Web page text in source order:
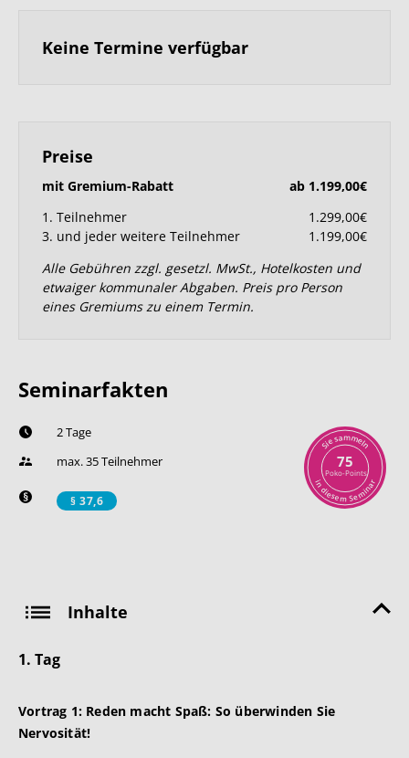
Inhalte
1. Tag
Vortrag 1: Reden macht Spaß: So überwinden Sie
Nervosität!
Keine Termine verfügbar
Preise
mit Gremium-Rabatt
ab 1.199,00€
1. Teilnehmer
1.299,00€
3. und jeder weitere Teilnehmer
1.199,00€
Alle Gebühren zzgl. gesetzl. MwSt., Hotelkosten und
etwaiger kommunaler Abgaben. Preis pro Person
eines Gremiums zu einem Termin.
Seminarfakten
2 Tage
max. 35 Teilnehmer
§ 37,6
i
n
d
iesemSemi
n
a
r
S
iesammel
n
75
Poko-Points